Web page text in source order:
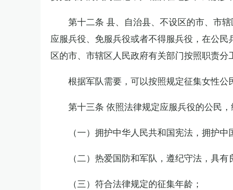
第十二条 县、自治县、不设区的市、市
应服兵役、免服兵役或者不得服兵役，在公
区的市、市辖区人民政府有关部门按照职责分
根据军队需要，可以按照规定征集女性公
第十三条 依照法律规定应服兵役的公民
（一）拥护中华人民共和国宪法，拥护
（二）热爱国防和军队，遵纪守法，具
（三）符合法律规定的征集年龄；